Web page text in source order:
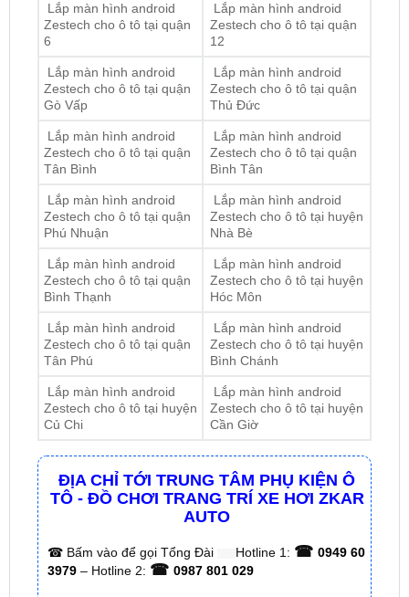
Lắp màn hình android
Zestech cho ô tô tại quận
6
Lắp màn hình android
Zestech cho ô tô tại quận
12
Lắp màn hình android
Zestech cho ô tô tại quận
Gò Vấp
Lắp màn hình android
Zestech cho ô tô tại quận
Thủ Đức
Lắp màn hình android
Zestech cho ô tô tại quận
Tân Bình
Lắp màn hình android
Zestech cho ô tô tại quận
Bình Tân
Lắp màn hình android
Zestech cho ô tô tại quận
Phú Nhuận
Lắp màn hình android
Zestech cho ô tô tại huyện
Nhà Bè
Lắp màn hình android
Zestech cho ô tô tại quận
Bình Thạnh
Lắp màn hình android
Zestech cho ô tô tại huyện
Hóc Môn
Lắp màn hình android
Zestech cho ô tô tại quận
Tân Phú
Lắp màn hình android
Zestech cho ô tô tại huyện
Bình Chánh
Lắp màn hình android
Zestech cho ô tô tại huyện
Củ Chi
Lắp màn hình android
Zestech cho ô tô tại huyện
Cần Giờ
ĐỊA CHỈ TỚI TRUNG TÂM PHỤ KIỆN Ô
TÔ - ĐỒ CHƠI TRANG TRÍ XE HƠI ZKAR
AUTO
☎Bấm vào để gọi Tổng Đài Hotline 1: ☎ 0949 60
3979 – Hotline 2: ☎ 0987 801 029